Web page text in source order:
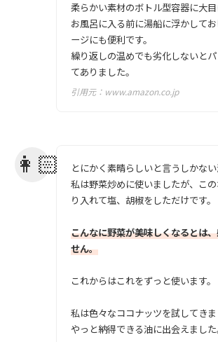
柔らかい素材のボトル型容器に大目
お風呂に入る前に湯船に浮かして
ージにも便利です。
繰り返しの温めでも劣化しないと
てありました。
引用元： www.amazon.co.jp
とにかく素晴らしいと言うしかな
私は野菜炒めに使いましたが、こ
り入れて塩、胡椒をしただけです。
こんなに野菜が美味しくなるとは
せん。
これからはこれをずっと使います。
私は色々なココナッツを試してきま
やっと納得できる油に出会えました